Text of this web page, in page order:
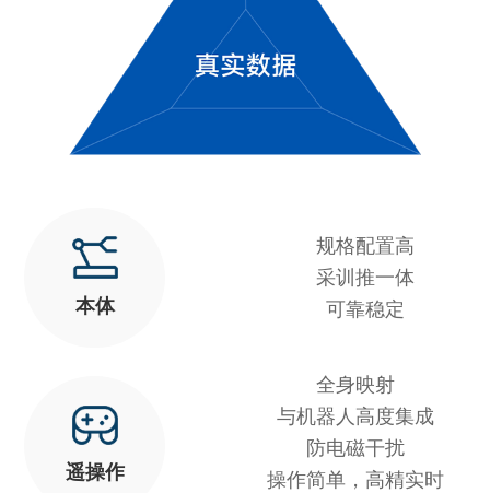
本体
规格配置高
采训推一体
可靠稳定
全身映射
与机器人高度集成
防电磁干扰
操作简单，高精实时
遥操作